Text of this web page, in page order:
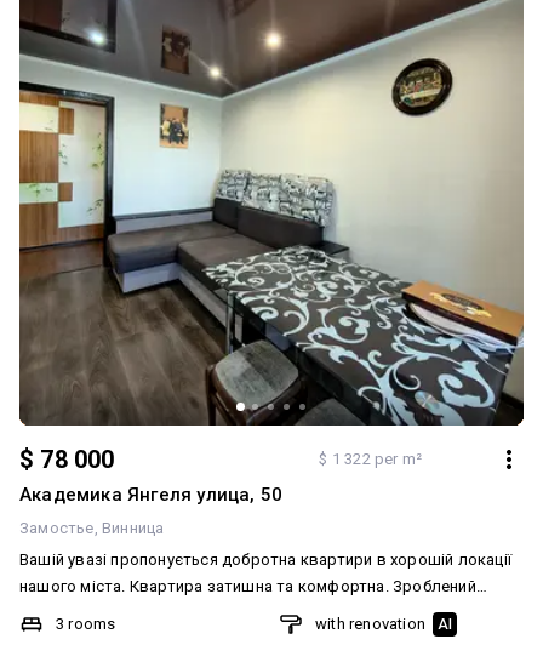
$ 78 000 $ 1 322 per m²
Академика Янгеля улица, 50
Замостье Винница
Вашій увазі пропонується добротна квартири в хорошій локації
нашого міста. Квартира затишна та комфортна. Зроблений
якісний ремонт. Також робився капітальний ремонт даху. Дві
окремі кімнати та кухня -студія, суміжний санвузол.
3 rooms
with renovation AI